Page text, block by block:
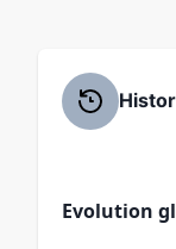
Evolution